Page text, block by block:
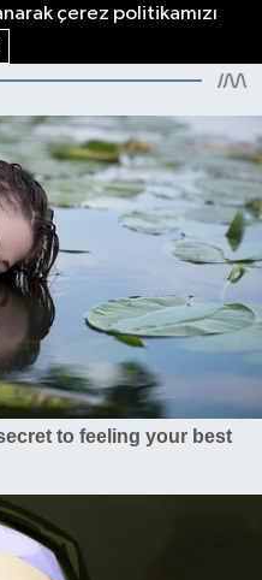
çerez politikamızı